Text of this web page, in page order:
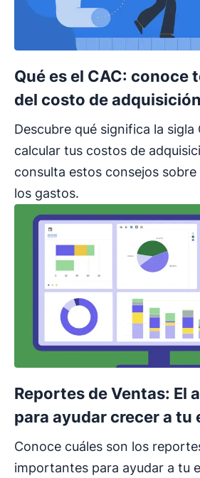
Qué es el CAC: conoce
del costo de
Descubre qué significa la sigla
calcular tus costos de
consulta estos consejos
los gastos.
Reportes de Ventas: El
para ayudar crecer a tu
Conoce cuáles son los
importantes para ayudar a tu